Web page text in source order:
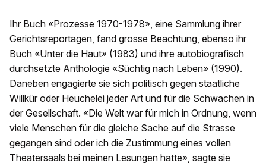
Ihr Buch «Prozesse 1970-1978», eine Sammlung ihrer
Gerichtsreportagen, fand grosse Beachtung, ebenso ihr
Buch «Unter die Haut» (1983) und ihre autobiografisch
durchsetzte Anthologie «Süchtig nach Leben» (1990).
Daneben engagierte sie sich politisch gegen staatliche
Willkür oder Heuchelei jeder Art und für die Schwachen in
der Gesellschaft. «Die Welt war für mich in Ordnung, wenn
viele Menschen für die gleiche Sache auf die Strasse
gegangen sind oder ich die Zustimmung eines vollen
Theatersaals bei meinen Lesungen hatte», sagte sie